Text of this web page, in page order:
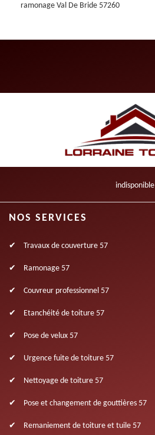
ramonage Val De Bride 57260
indisponible
NOS SERVICES
Travaux de couverture 57
Ramonage 57
Couvreur professionnel 57
Etanchéité de toiture 57
Pose de velux 57
Urgence fuite de toiture 57
Nettoyage de toiture 57
Pose et changement de gouttières 57
Remaniement de toiture et tuile 57